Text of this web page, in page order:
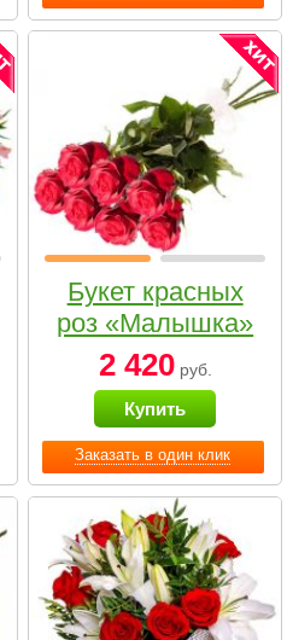
Заказать в один клик
Букет красных
роз «Малышка»
2 420руб.
Купить